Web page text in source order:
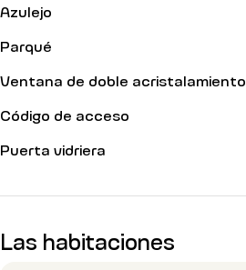
Azulejo
Parqué
Ventana de doble acristalamiento
Código de acceso
Puerta vidriera
Las habitaciones